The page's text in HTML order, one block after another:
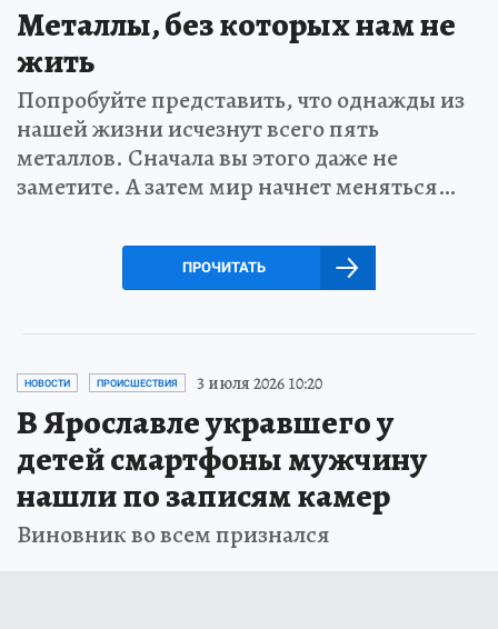
Металлы, без которых нам не
жить
Попробуйте представить, что однажды из
нашей жизни исчезнут всего пять
металлов. Сначала вы этого даже не
заметите. А затем мир начнет меняться…
ПРОЧИТАТЬ
НОВОСТИ ПРОИСШЕСТВИЯ 3 июля 2026 10:20
В Ярославле укравшего у
детей смартфоны мужчину
нашли по записям камер
Виновник во всем признался